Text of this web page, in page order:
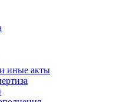
иные акты